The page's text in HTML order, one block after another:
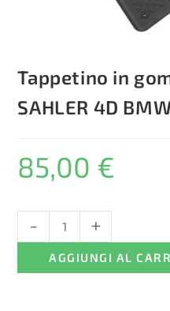
Tappetino in
SAHLER 4D
85,00 €
Tappetino
in
gomma
- +
AGGIUNGI AL